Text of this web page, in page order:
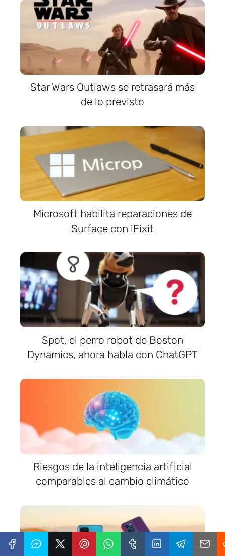
Star Wars Outlaws se retrasará más
de lo previsto
Microsoft habilita reparaciones de
Surface con iFixit
Spot, el perro robot de Boston
Dynamics, ahora habla con ChatGPT
Riesgos de la inteligencia artificial
comparables al cambio climático